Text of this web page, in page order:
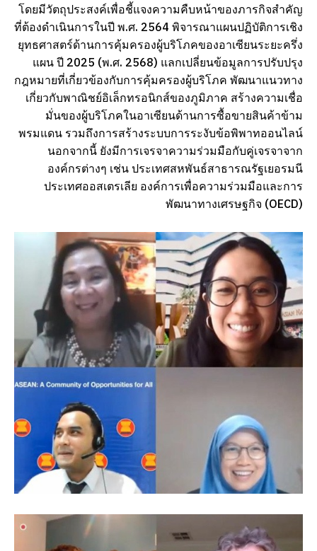
โดยมีวัตถุประสงค์เพื่อชี้แจงความคืบหน้าของภารกิจสำคัญ
ที่ต้องดำเนินการในปี พ.ศ. 2564 พิจารณาแผนปฏิบัติการเชิง
ยุทธศาสตร์ด้านการคุ้มครองผู้บริโภคของอาเซียนระยะครึ่ง
แผน ปี 2025 (พ.ศ. 2568) แลกเปลี่ยนข้อมูลการปรับปรุง
กฎหมายที่เกี่ยวข้องกับการคุ้มครองผู้บริโภค พัฒนาแนวทาง
เกี่ยวกับพาณิชย์อิเล็กทรอนิกส์ของภูมิภาค สร้างความเชื่อ
มั่นของผู้บริโภคในอาเซียนด้านการซื้อขายสินค้าข้าม
พรมแดน รวมถึงการสร้างระบบการระงับข้อพิพาทออนไลน์
นอกจากนี้ ยังมีการเจรจาความร่วมมือกับคู่เจรจาจาก
องค์กรต่างๆ เช่น ประเทศสหพันธ์สาธารณรัฐเยอรมนี
ประเทศออสเตรเลีย องค์การเพื่อความร่วมมือและการ
พัฒนาทางเศรษฐกิจ (OECD)